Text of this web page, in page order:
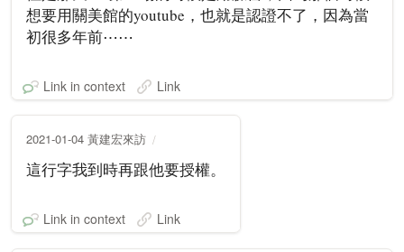
想要用關美館的youtube，也就是認證不了，因為當
初很多年前⋯⋯
Link in context Link
2021-01-04 黃建宏來訪
這行字我到時再跟他要授權。
Link in context Link